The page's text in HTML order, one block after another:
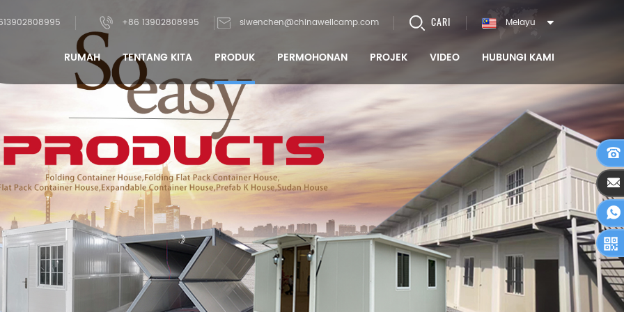
Melayu
CARI
+86 13902808995 siwenchen@chinawellcamp.com
RUMAH TENTANG KITA PRODUK PERMOHONAN PROJEK VIDEO HUBUNGI KAMI